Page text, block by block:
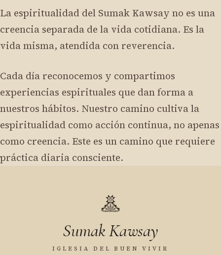
La espiritualidad del Sumak Kawsay no es una
creencia separada de la vida cotidiana. Es la
vida misma, atendida con reverencia.
Cada día reconocemos y compartimos
experiencias espirituales que dan forma a
nuestros hábitos. Nuestro camino cultiva la
espiritualidad como acción continua, no apenas
como creencia. Este es un camino que requiere
práctica diaria consciente.
Sumak Kawsay
IGLESIA DEL BUEN VIVIR